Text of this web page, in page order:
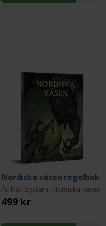
Nordiska väsen regelbok
År Noll System: Nordiska väsen
499 kr